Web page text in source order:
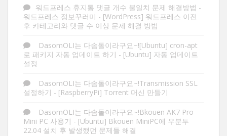
워드프레스 휴지통 댓글 개수 불일치 문제 해결방법 -
워드프레스 정보꾸러미 - [WordPress] 워드프레스 이전
후 카테고리와 댓글 수 이상 문제 해결 방법
DasomOLI는 다솜돌이라구요~![Ubuntu] cron-apt
로 패키지 자동 업데이트 하기 - [Ubuntu] 자동 업데이트
설정
DasomOLI는 다솜돌이라구요~!Transmission SSL
설정하기 - [RaspberryPi] Torrent 머신 만들기
DasomOLI는 다솜돌이라구요~!Bkouen AK7 Pro
Mini PC 사용기 - [Ubuntu] Bkouen MiniPC에 우분투
22.04 설치 후 발생했던 문제들 해결